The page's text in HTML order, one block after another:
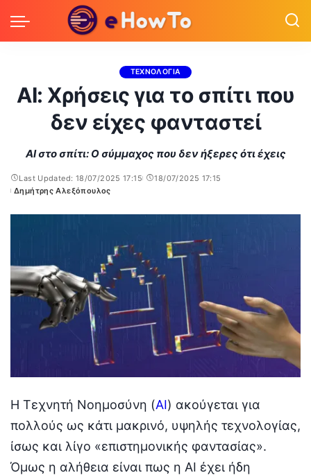
ΤΕΧΝΟΛΟΓΙΑ
AI: Χρήσεις για το σπίτι που
δεν είχες φανταστεί
AI στο σπίτι: Ο σύμμαχος που δεν ήξερες ότι έχεις
Last Updated: 18/07/2025 17:15
18/07/2025 17:15
Posted
Δημήτρης Αλεξόπουλος
Η Τεχνητή Νοημοσύνη (AI) ακούγεται για
πολλούς ως κάτι μακρινό, υψηλής τεχνολογίας,
ίσως και λίγο «επιστημονικής φαντασίας».
Όμως η αλήθεια είναι πως η AI έχει ήδη